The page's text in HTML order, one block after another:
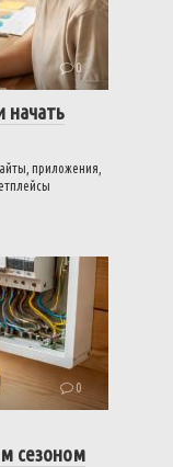
0
начать
приложения,
0
сезоном